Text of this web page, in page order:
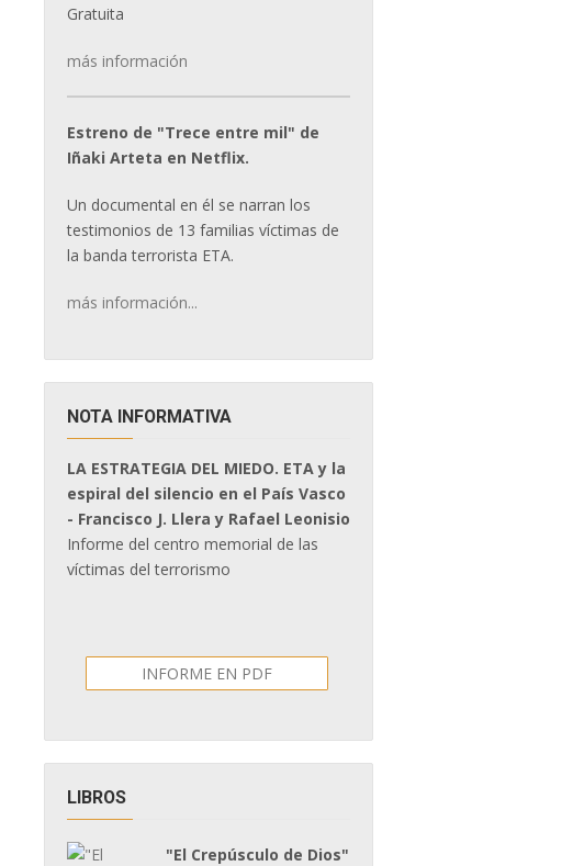
Gratuita
más información
Estreno de "Trece entre mil" de
Iñaki Arteta en Netflix.
Un documental en él se narran los
testimonios de 13 familias víctimas de
la banda terrorista ETA.
más información...
NOTA INFORMATIVA
LA ESTRATEGIA DEL MIEDO. ETA y la
espiral del silencio en el País Vasco
- Francisco J. Llera y Rafael Leonisio
Informe del centro memorial de las
víctimas del terrorismo
INFORME EN PDF
LIBROS
"El Crepúsculo de Dios"